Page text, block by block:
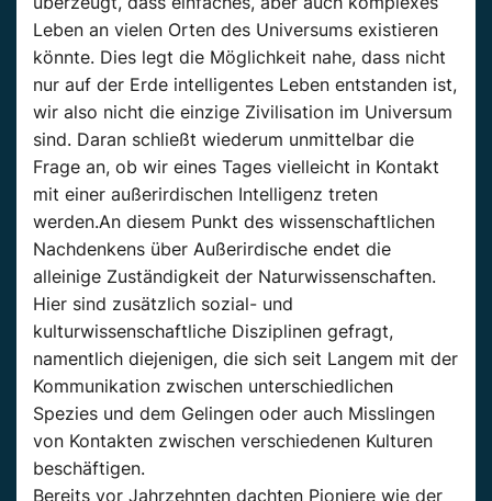
Leben an vielen Orten des Universums existieren
könnte. Dies legt die Möglichkeit nahe, dass nicht
nur auf der Erde intelligentes Leben entstanden ist,
wir also nicht die einzige Zivilisation im Universum
sind. Daran schließt wiederum unmittelbar die
Frage an, ob wir eines Tages vielleicht in Kontakt
mit einer außerirdischen Intelligenz treten
werden.An diesem Punkt des wissenschaftlichen
Nachdenkens über Außerirdische endet die
alleinige Zuständigkeit der Naturwissenschaften.
Hier sind zusätzlich sozial- und
kulturwissenschaftliche Disziplinen gefragt,
namentlich diejenigen, die sich seit Langem mit der
Kommunikation zwischen unterschiedlichen
Spezies und dem Gelingen oder auch Misslingen
von Kontakten zwischen verschiedenen Kulturen
beschäftigen.
Bereits vor Jahrzehnten dachten Pioniere wie der